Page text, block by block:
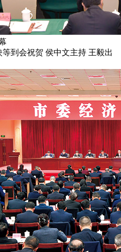
到会祝贺 侯中文主持 王毅出